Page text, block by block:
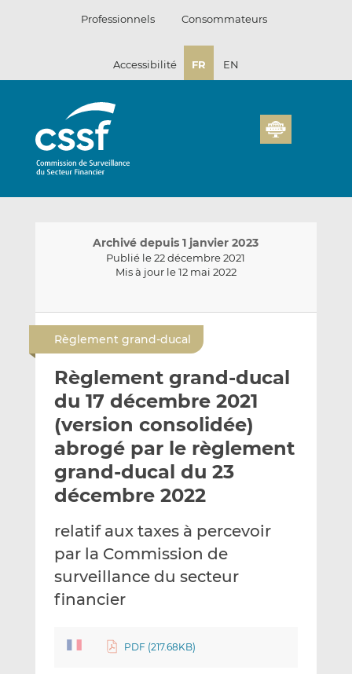
Professionnels Consommateurs
Accessibilité FR EN
Archivé depuis 1 janvier 2023
Publié le 22 décembre 2021
Mis à jour le 12 mai 2022
n
v
o
y
e
r
p
a
r
m
i
l
a
r
t
a
g
e
r
s
u
L
n
k
e
a
r
t
a
g
e
r
s
u
F
c
e
b
Règlement grand-ducal
Règlement grand-ducal
du 17 décembre 2021
(version consolidée)
abrogé par le règlement
grand-ducal du 23
décembre 2022
relatif aux taxes à percevoir
par la Commission de
surveillance du secteur
financier
PDF (217.68KB)